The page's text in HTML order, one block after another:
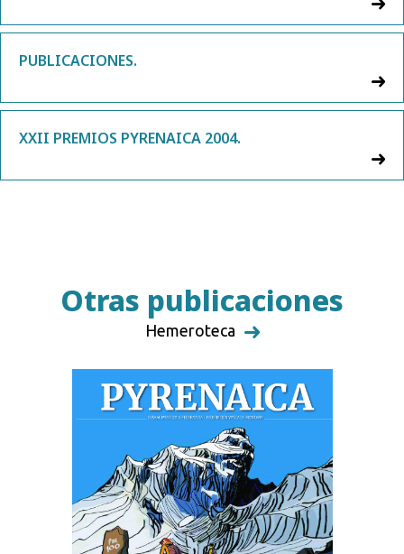
PUBLICACIONES.
XXII PREMIOS PYRENAICA 2004.
Otras publicaciones
Hemeroteca